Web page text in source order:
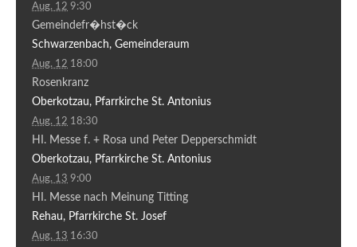
Aug. 12 9:30
Gemeindefr�hst�ck
Schwarzenbach, Gemeinderaum
Aug. 12 18:00
Rosenkranz
Oberkotzau, Pfarrkirche St. Antonius
Aug. 12 18:30
HI. Messe f. + Rosa und Peter Depperschmidt
Oberkotzau, Pfarrkirche St. Antonius
Aug. 13 9:00
HI. Messe nach Meinung Titting
Rehau, Pfarrkirche St. Josef
Aug. 13 16:30